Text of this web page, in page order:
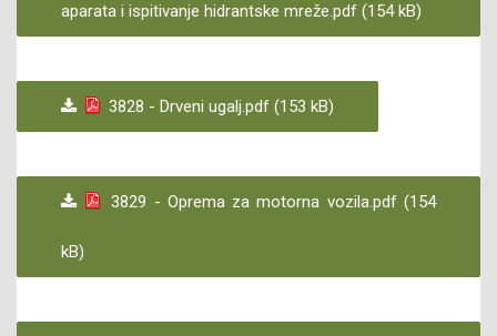
aparata i ispitivanje hidrantske mreže.pdf (154 kB)
3828 - Drveni ugalj.pdf (153 kB)
3829 - Oprema za motorna vozila.pdf (154
kB)